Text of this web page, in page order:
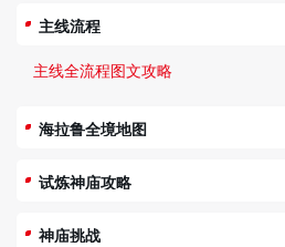
主线流程
主线全流程图文攻略
海拉鲁全境地图
试炼神庙攻略
神庙挑战